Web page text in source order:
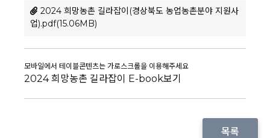
2024 희망농촌 길라잡이(경상북도 농업농촌분야 지원사
업).pdf(15.06MB)
2024 희망농촌 길라잡이 E-book보기
목록